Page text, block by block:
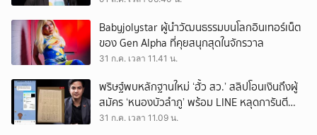
Babyjolystar ผู้นำวัฒนธรรมบนโลกอินเทอร์เน็ต
ของ Gen Alpha ที่คุยสนุกสุดในจักรวาล
31 ก.ค. เวลา 11.41 น.
พริษฐ์พบหลักฐานใหม่ ‘ฮั้ว สว.’ สลิปโอนเงินถึงผู้
สมัคร ‘หนองบัวลำภู’ พร้อม LINE หลุดการันตี
ตำแหน่ง
31 ก.ค. เวลา 11.09 น.